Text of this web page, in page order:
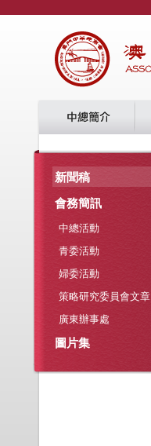
新聞稿
會務簡訊
中總活動
青委活動
婦委活動
策略研究委員會文章
廣東辦事處
圖片集